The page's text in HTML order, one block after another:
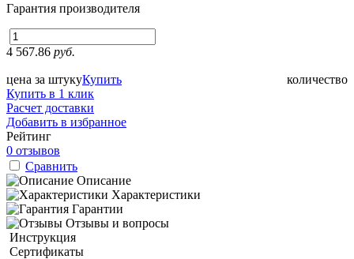
Гарантия производителя
4 567.86 руб.
цена за штуку количество
Купить
Купить в 1 клик
Расчет доставки
Добавить в избранное
Рейтинг
0 отзывов
Сравнить
Описание
Характеристики
Гарантии
Отзывы и вопросы
Инструкция
Сертификаты